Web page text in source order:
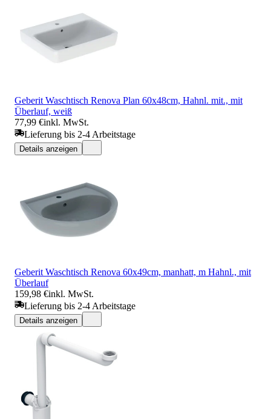
Geberit Waschtisch Renova Plan 60x48cm, Hahnl. mit., mit
Überlauf, weiß
77,99 €inkl. MwSt.
Lieferung bis 2-4 Arbeitstage
Details anzeigen
Geberit Waschtisch Renova 60x49cm, manhatt, m Hahnl., mit
Überlauf
159,98 €inkl. MwSt.
Lieferung bis 2-4 Arbeitstage
Details anzeigen